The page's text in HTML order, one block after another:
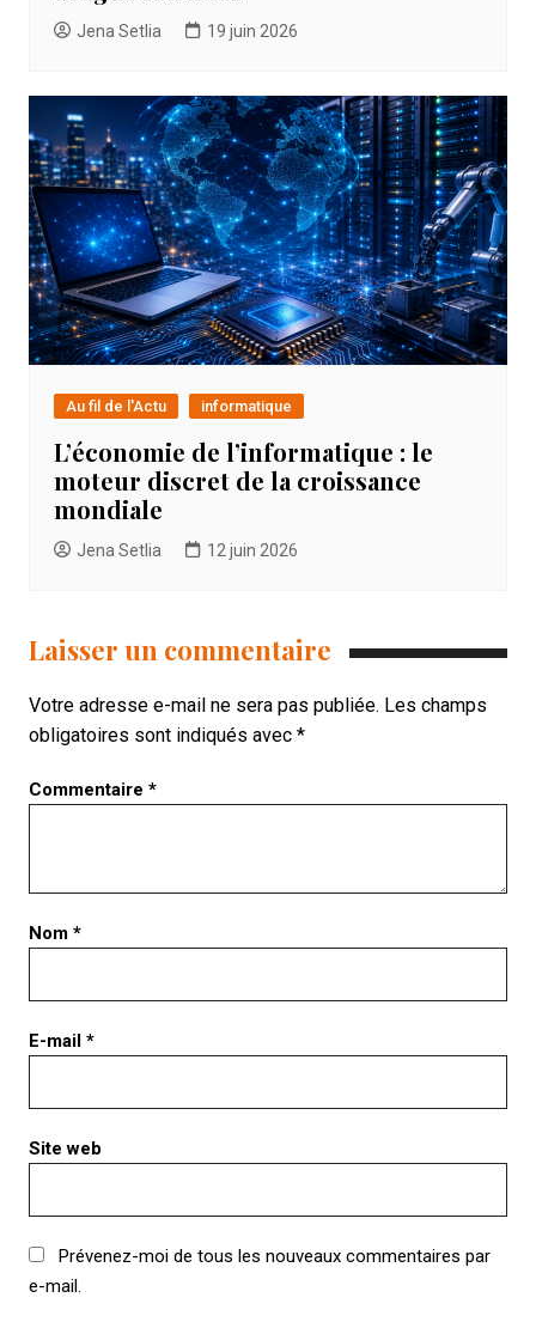
Jena Setlia 19 juin 2026
Au fil de l'Actu informatique
L’économie de l’informatique : le
moteur discret de la croissance
mondiale
Jena Setlia 12 juin 2026
Laisser un commentaire
Votre adresse e-mail ne sera pas publiée. Les champs
obligatoires sont indiqués avec *
Commentaire *
Nom *
E-mail *
Site web
Prévenez-moi de tous les nouveaux commentaires par
e-mail.